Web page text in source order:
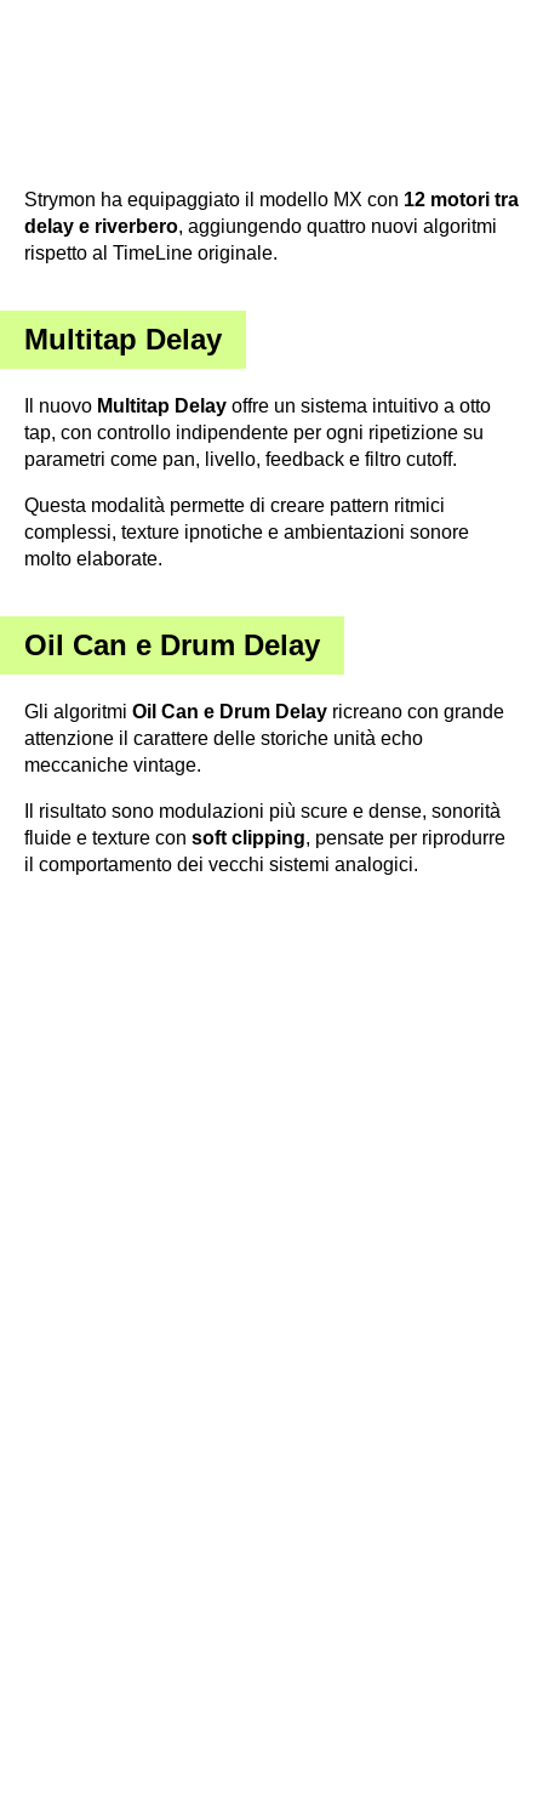
Strymon ha equipaggiato il modello MX con 12 motori tra
delay e riverbero, aggiungendo quattro nuovi algoritmi
rispetto al TimeLine originale.
Multitap Delay
Il nuovo Multitap Delay offre un sistema intuitivo a otto
tap, con controllo indipendente per ogni ripetizione su
parametri come pan, livello, feedback e filtro cutoff.
Questa modalità permette di creare pattern ritmici
complessi, texture ipnotiche e ambientazioni sonore
molto elaborate.
Oil Can e Drum Delay
Gli algoritmi Oil Can e Drum Delay ricreano con grande
attenzione il carattere delle storiche unità echo
meccaniche vintage.
Il risultato sono modulazioni più scure e dense, sonorità
fluide e texture con soft clipping, pensate per riprodurre
il comportamento dei vecchi sistemi analogici.